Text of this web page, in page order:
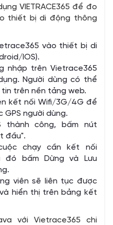
VIETRACE365 để đo
thiết bị di động thông
vào thiết bị di
IOS).
nhập trên Vietrace365
Người dùng có thể
trên nền tảng web.
kết nối Wifi/3G/4G để
GPS người dùng.
thành công, bấm nút
đầu".
chạy cần kết nối
đó bấm Dừng và Lưu
viên sẽ liên tục được
hiển thị trên bảng kết
với Vietrace365 chi